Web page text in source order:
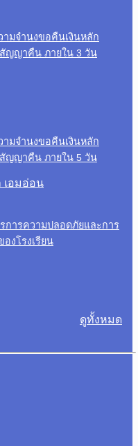
ามจำนงขอคืนเงินหลัก
ญญาคืน ภายใน 3 วัน
ามจำนงขอคืนเงินหลัก
ญญาคืน ภายใน 5 วัน
เอมอ่อน
การความปลอดภัยและการ
งโรงเรียน
ดูทั้งหมด